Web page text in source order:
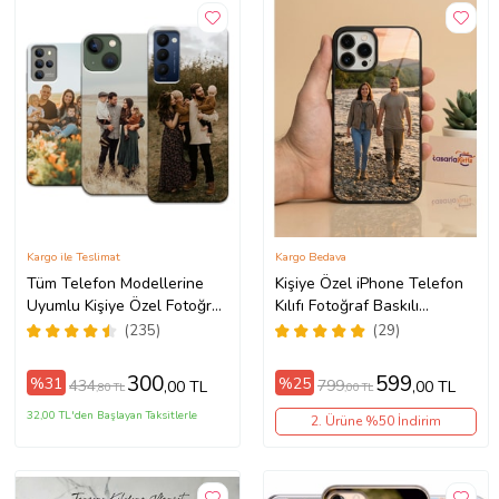
Tüm Telefon Modellerine
Uyumlu Kişiye Özel Fotoğraf
Baskılı Telefon Kılıfı
(235)
Kargo ile Teslimat
%31 434,80 TL 300,00 TL
32,00 TL'den Başlayan Taksitlerle
Kişiye Özel iPhone Telefon
Kılıfı Fotoğraf Baskılı
11/13/14/14Pro/14ProMax/15/
(29)
Kargo Bedava
%25 799,00 TL 599,00 TL
2. Ürüne %50 İndirim